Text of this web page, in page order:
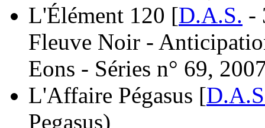
L'Élément 120 [D.A.S. -
Fleuve Noir -
Eons - Séries n° 69,
L'Affaire Pégasus [
Pegasus)